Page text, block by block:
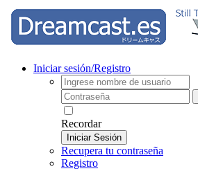
Iniciar sesión/Registro
Recordar
Iniciar Sesión
Recupera tu contraseña
Registro